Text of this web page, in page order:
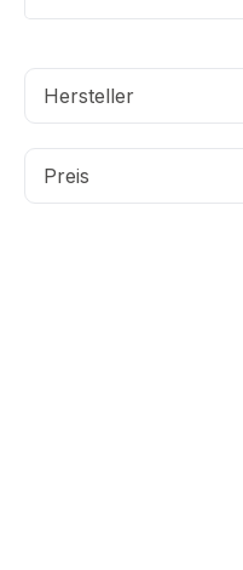
Hersteller
Preis